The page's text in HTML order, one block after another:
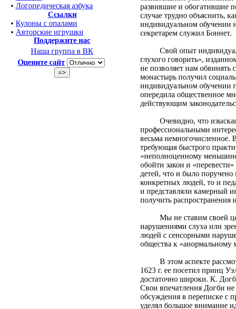
• Логопедическая азбука
Ссылки
• Кулоны с опалами
• Авторские игрушки
Поддержите нас
Наша группа в ВК
Оцените сайт
развившие и обогатившие
случае трудно объяснить,
индивидуальном обучении
секретарем служил Боннет.
Свой опыт
глухого говорить»,
не позволяет нам
монастырь получил
индивидуальном обучении
опередила общественное
действующим
Очевидно, что изыскания
профессиональными
весьма немногочисленное.
требующая быстрого
«неполноценному
обойти закон и
детей, что и было
конкретных людей, то и
и представляли камерный
получить распространения
Мы не ставим своей
нарушениями слуха или
людей с сенсорными
общества к «анормальному
В этом аспекте
1623 г. ее посетил принц
достаточно широки. К.
Свои впечатления Догби не
обсуждения в переписке с
уделял большое внимание